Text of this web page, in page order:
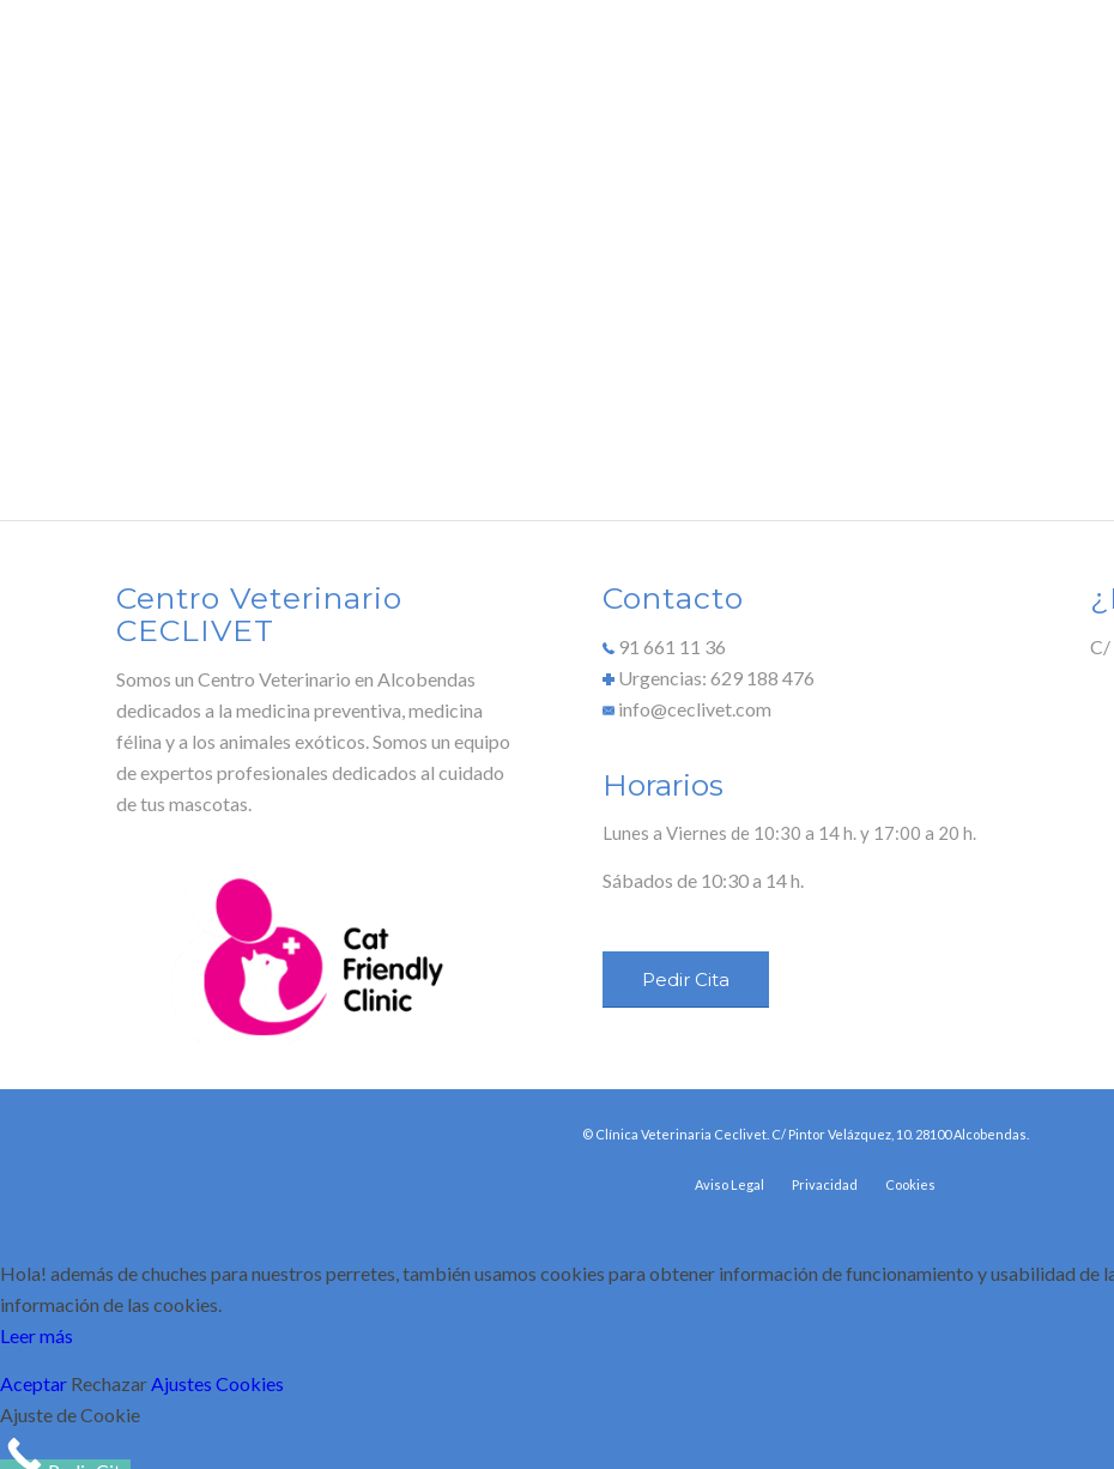
Centro Veterinario
CECLIVET
Somos un Centro Veterinario en Alcobendas
dedicados a la medicina preventiva, medicina
félina y a los animales exóticos. Somos un equipo
de expertos profesionales dedicados al cuidado
de tus mascotas.
Contacto
91 661 11 36
Urgencias: 629 188 476
info@ceclivet.com
Horarios
Lunes a Viernes de 10:30 a 14 h. y 17:00 a 20 h.
Sábados de 10:30 a 14 h.
Pedir Cita
C/
© Clínica Veterinaria Ceclivet. C/ Pintor Velázquez, 10. 28100 Alcobendas.
Aviso Legal Privacidad Cookies
Hola! además de chuches para nuestros perretes, también usamos cookies para obtener información de funcionamiento y usabilidad de
información de las cookies.
Leer más
Aceptar RechazarAjustes Cookies
Ajuste de Cookie